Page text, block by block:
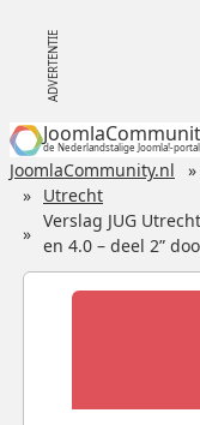
de Nederlandstalige Joomla!-portal
JoomlaCommunity.nl
Utrecht
Verslag JUG
en 4.0 – deel 2”